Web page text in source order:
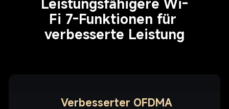
Fi 7-Funktionen für
verbesserte Leistung
Verbesserter OFDMA